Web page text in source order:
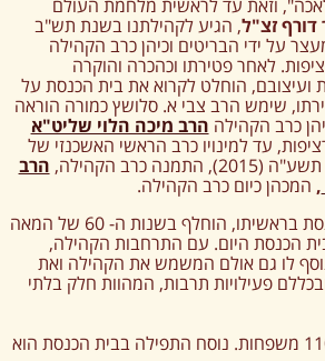
וזאת עד לראשית מלחמת העולם
זצ"ל, הגיע לקהילתנו בשנת תש"ב
על ידי הבריטים וכיהן כרב הקהילה
שנים ברציפות. לאחר פטירתו וכהכרה והוקרה
ועיצובם, הוחלט לקרוא את בית הכנסת על
שימש הרב צבי א. סלושץ כמורה הוראה
כרב הקהילה הרב מיכה הלוי שליט"א
שנים ברציפות, עד למינויו כרב הראשי האשכנזי של
כרב הקהילה,
הרב
, המכהן כיום כרב הקהילה.
הצריף שבו שכן בית הכנסת בראשיתו, הוחלף בשנות ה- 60 של המאה
הכנסת היום. עם התרחבות הקהילה,
לו גם אולם המשמש את הקהילה ואת
פעילויות תרבות, המהוות חלק בלתי
כיום מונה הקהילה כ – 110 משפחות. נוסח התפילה בבית הכנסת הוא